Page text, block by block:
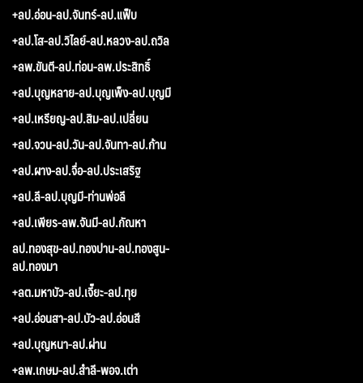
+ลป.อ่อน-ลป.จันทร์-ลป.แฟ็บ
+ลป.โส-ลป.วิไลย์-ลป.หลวง-ลป.ถวิล
+ลพ.ขันตี-ลป.ท่อน-ลพ.ประสิทธิ์
+ลป.บุญหลาย-ลป.บุญเพ็ง-ลป.บุญมี
+ลป.เหรียญ-ลป.สิม-ลป.เปลี่ยน
+ลป.จวน-ลป.วัน-ลป.จันทา-ลป.ก้าน
+ลป.ผาง-ลป.จื่อ-ลป.ประเสริฐ
+ลป.ลี-ลป.บุญมี-ท่านพ่อลี
+ลป.เพียร-ลพ.จันมี-ลป.กัณหา
ลป.ทองสุข-ลป.ทองปาน-ลป.ทองสูน-
ลป.ทองมา
+ลต.มหาบัว-ลป.เจี๊ยะ-ลป.ทุย
+ลป.อ่อนสา-ลป.บัว-ลป.อ่อนสี
+ลป.บุญหนา-ลป.ผ่าน
+ลพ.เกษม-ลป.สำลี-พอจ.เต่า